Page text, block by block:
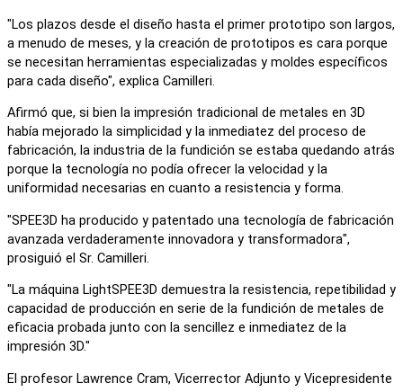
"Los plazos desde el diseño hasta el primer prototipo son largos,
a menudo de meses, y la creación de prototipos es cara porque
se necesitan herramientas especializadas y moldes específicos
para cada diseño", explica Camilleri.
Afirmó que, si bien la impresión tradicional de metales en 3D
había mejorado la simplicidad y la inmediatez del proceso de
fabricación, la industria de la fundición se estaba quedando atrás
porque la tecnología no podía ofrecer la velocidad y la
uniformidad necesarias en cuanto a resistencia y forma.
"SPEE3D ha producido y patentado una tecnología de fabricación
avanzada verdaderamente innovadora y transformadora",
prosiguió el Sr. Camilleri.
"La máquina LightSPEE3D demuestra la resistencia, repetibilidad y
capacidad de producción en serie de la fundición de metales de
eficacia probada junto con la sencillez e inmediatez de la
impresión 3D."
El profesor Lawrence Cram, Vicerrector Adjunto y Vicepresidente